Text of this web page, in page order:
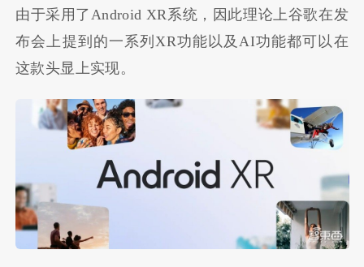
由于采用了Android XR系统，因此理论上谷歌在发
布会上提到的一系列XR功能以及AI功能都可以在
这款头显上实现。